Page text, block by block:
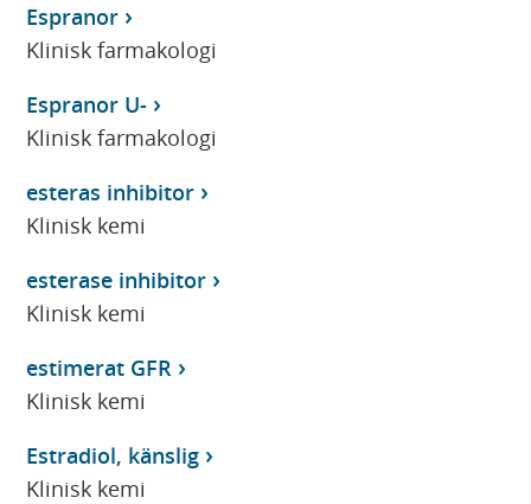
Espranor
Klinisk farmakologi
Espranor U-
Klinisk farmakologi
esteras inhibitor
Klinisk kemi
esterase inhibitor
Klinisk kemi
estimerat GFR
Klinisk kemi
Estradiol, känslig
Klinisk kemi